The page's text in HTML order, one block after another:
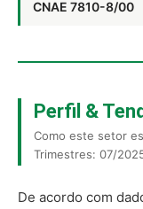
CNAE 7810-8/00
Perfil &
Como este setor
Trimestres: 07/
De acordo com